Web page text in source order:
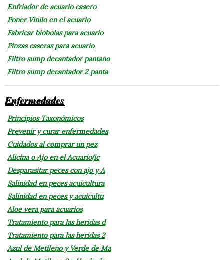
Enfriador de acuario casero
Poner Vinilo en el acuario
Fabricar biobolas para acuario
Pinzas caseras para acuario
Filtro sump decantador pantano
Filtro sump decantador 2 panta
Enfermedades
Principios Taxonómicos
Prevenir y curar enfermedades
Cuidados al comprar un pez
Alicina o Ajo en el Acuario(ic
Desparasitar peces con ajo y A
Salinidad en peces acuicultura
Salinidad en peces y acuicultu
Aloe vera para acuarios
Tratamiento para las heridas d
Tratamiento para las heridas 2
Azul de Metileno y Verde de Ma